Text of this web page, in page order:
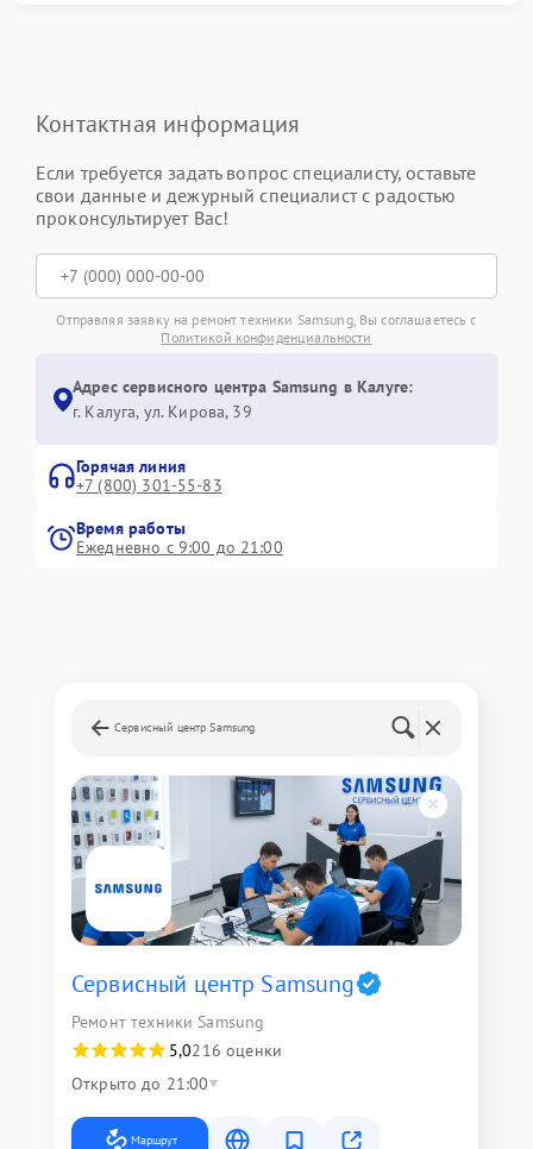
Контактная информация
Если требуется задать вопрос специалисту, оставьте
свои данные и дежурный специалист с радостью
проконсультирует Вас!
Отправляя заявку на ремонт техники Samsung, Вы соглашаетесь с
Политикой конфиденциальности
Адрес сервисного центра Samsung в Калуге:
г. Калуга, ул. Кирова, 39
Горячая линия
+7 (800) 301-55-83
Время работы
Ежедневно с 9:00 до 21:00
Сервисный центр Samsung
Сервисный центр Samsung
Ремонт техники Samsung
5,0216 оценки
Открыто до 21:00
Маршрут